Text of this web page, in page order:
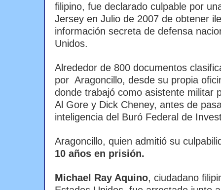
filipino, fue declarado culpable por
Jersey en Julio de 2007 de obtener
información secreta de defensa
Unidos.
Alrededor de 800 documentos
por Aragoncillo, desde su propia
donde trabajó como asistente militar
Al Gore y Dick Cheney, antes de
inteligencia del Buró Federal de
Aragoncillo, quien admitió su
10 años en prisión.
Michael Ray Aquino, ciudadano